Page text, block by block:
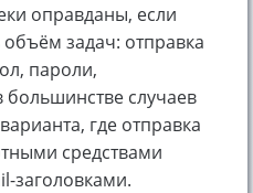
оправданы, если
объём задач: отправка
пароли,
большинстве случаев
где отправка
средствами
заголовками.